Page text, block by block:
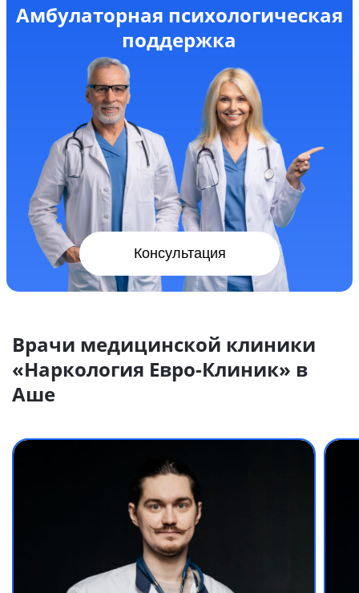
Амбулаторная психологическая
поддержка
Консультация
Врачи медицинской клиники
«Наркология Евро-Клиник» в
Аше